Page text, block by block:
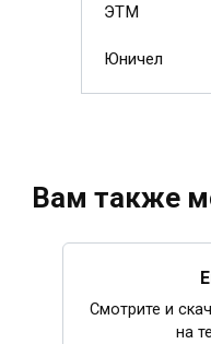
ЭТМ
Юничел
Вам также
Смотрите и
на